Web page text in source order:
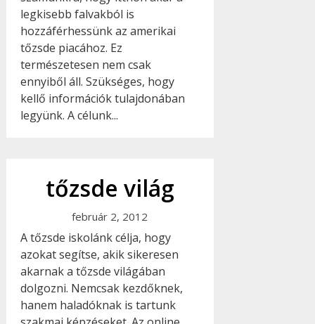
legkisebb falvakból is
hozzáférhessünk az amerikai
tőzsde piacához. Ez
természetesen nem csak
ennyiből áll. Szükséges, hogy
kellő információk tulajdonában
legyünk. A célunk...
tőzsde világ
február 2, 2012
A tőzsde iskolánk célja, hogy
azokat segítse, akik sikeresen
akarnak a tőzsde világában
dolgozni. Nemcsak kezdőknek,
hanem haladóknak is tartunk